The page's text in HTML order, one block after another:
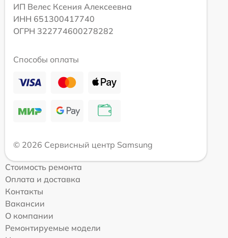
ИП Велес Ксения Алексеевна
ИНН 651300417740
ОГРН 322774600278282
Способы оплаты
© 2026 Сервисный центр Samsung
Стоимость ремонта
Оплата и доставка
Контакты
Вакансии
О компании
Ремонтируемые модели